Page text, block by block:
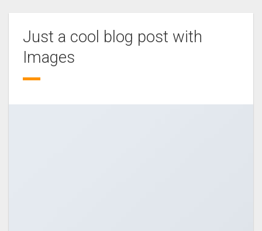
Just a cool blog post with
Images